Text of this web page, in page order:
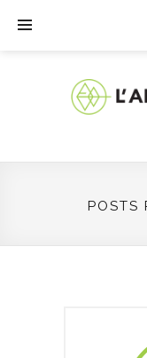
POSTS